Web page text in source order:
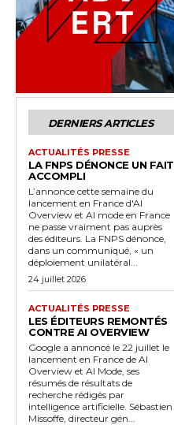
DERNIERS ARTICLES
ACTUALITÉS PRESSE
LA FNPS DÉNONCE UN FAIT
ACCOMPLI
L’annonce cette semaine du
lancement en France d'AI
Overview et AI mode en France
ne passe vraiment pas auprès
des éditeurs. La FNPS dénonce,
dans un communiqué, « un
déploiement unilatéral...
24 juillet 2026
ACTUALITÉS PRESSE
LES ÉDITEURS REMONTÉS
CONTRE AI OVERVIEW
Google a annoncé le 22 juillet le
lancement en France de AI
Overview et AI Mode, ses
résumés de résultats de
recherche rédigés par
intelligence artificielle. Sébastien
Missoffe, directeur gén...